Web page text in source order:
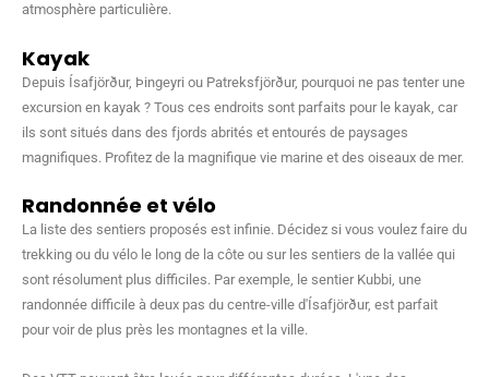
atmosphère particulière.
Kayak
Depuis Ísafjörður, Þingeyri ou Patreksfjörður, pourquoi ne pas tenter une
excursion en kayak ? Tous ces endroits sont parfaits pour le kayak, car
ils sont situés dans des fjords abrités et entourés de paysages
magnifiques. Profitez de la magnifique vie marine et des oiseaux de mer.
Randonnée et vélo
La liste des sentiers proposés est infinie. Décidez si vous voulez faire du
trekking ou du vélo le long de la côte ou sur les sentiers de la vallée qui
sont résolument plus difficiles. Par exemple, le sentier Kubbi, une
randonnée difficile à deux pas du centre-ville d'Ísafjörður, est parfait
pour voir de plus près les montagnes et la ville.